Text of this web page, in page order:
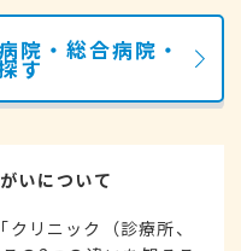
院・総合病院・
す
いについて
リニック（診療所、